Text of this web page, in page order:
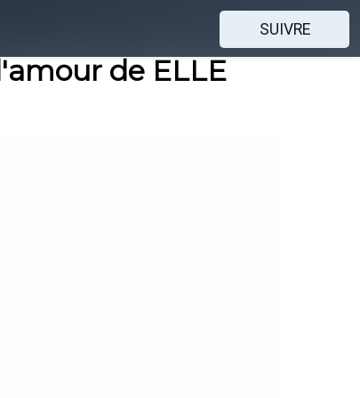
SUIVRE
de ELLE